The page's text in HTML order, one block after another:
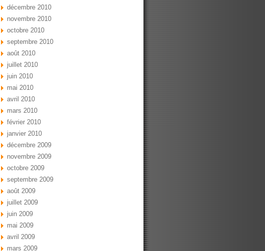
décembre 2010
novembre 2010
octobre 2010
septembre 2010
août 2010
juillet 2010
juin 2010
mai 2010
avril 2010
mars 2010
février 2010
janvier 2010
décembre 2009
novembre 2009
octobre 2009
septembre 2009
août 2009
juillet 2009
juin 2009
mai 2009
avril 2009
mars 2009